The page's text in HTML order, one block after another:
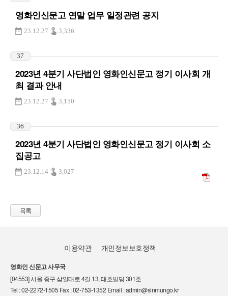
영화인신문고 연말 업무 일정관련 공지
23.12.27 3,336
37
2023년 4분기 사단법인 영화인신문고 정기 이사회 개
최 결과 안내
23.12.27 3,150
36
2023년 4분기 사단법인 영화인신문고 정기 이사회 소
집공고
23.12.14 3,027
목록
이용약관 개인정보보호정책
영화인 신문고 사무국
[04553] 서울 중구 삼일대로 4길 13, 태호빌딩 301호
Tel : 02-2272-1505 Fax : 02-753-1352 Email : admin@sinmungo.kr